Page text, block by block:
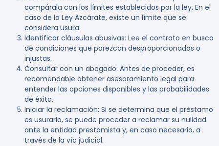
compárala con los límites establecidos por la ley. En el
caso de la Ley Azcárate, existe un límite que se
considera usura.
Identificar cláusulas abusivas: Lee el contrato en busca
de condiciones que parezcan desproporcionadas o
injustas.
Consultar con un abogado: Antes de proceder, es
recomendable obtener asesoramiento legal para
entender las opciones disponibles y las probabilidades
de éxito.
Iniciar la reclamación: Si se determina que el préstamo
es usurario, se puede proceder a reclamar su nulidad
ante la entidad prestamista y, en caso necesario, a
través de la vía judicial.